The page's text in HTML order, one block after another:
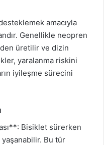
amacıyla
Genellikle neopren
üretilir ve dizin
yaralanma riskini
iyileşme sürecini
Bisiklet sürerken
Bu tür